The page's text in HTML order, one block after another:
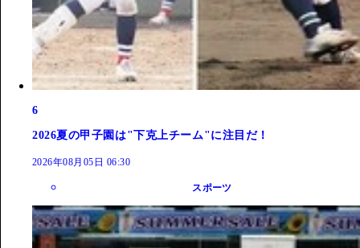
6
2026夏の甲子園は"下克上チーム"に注目だ！
2026年08月05日 06:30
スポーツ